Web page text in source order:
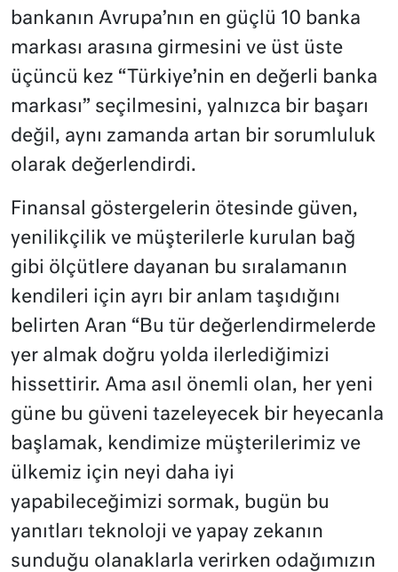
bankanın Avrupa’nın en güçlü 10 banka
markası arasına girmesini ve üst üste
üçüncü kez “Türkiye’nin en değerli banka
markası” seçilmesini, yalnızca bir başarı
değil, aynı zamanda artan bir sorumluluk
olarak değerlendirdi.
Finansal göstergelerin ötesinde güven,
yenilikçilik ve müşterilerle kurulan bağ
gibi ölçütlere dayanan bu sıralamanın
kendileri için ayrı bir anlam taşıdığını
belirten Aran “Bu tür değerlendirmelerde
yer almak doğru yolda ilerlediğimizi
hissettirir. Ama asıl önemli olan, her yeni
güne bu güveni tazeleyecek bir heyecanla
başlamak, kendimize müşterilerimiz ve
ülkemiz için neyi daha iyi
yapabileceğimizi sormak, bugün bu
yanıtları teknoloji ve yapay zekanın
sunduğu olanaklarla verirken odağımızın